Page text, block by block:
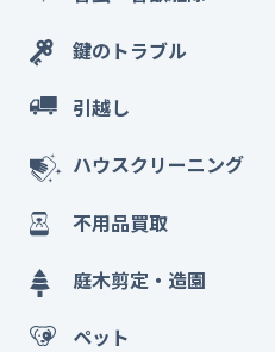
鍵のトラブル
引越し
ハウスクリーニング
不用品買取
庭木剪定・造園
ペット